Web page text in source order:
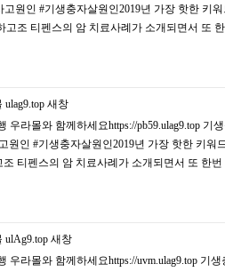
원인 #기생충자살원인2019년 가장 핫한 키
조 티펜스의 암 치료사례가 소개되면서 또
새창
라몰와 함께하세요https://pb59.ulag9.top 기
인 #기생충자살원인2019년 가장 핫한 키워
티펜스의 암 치료사례가 소개되면서 또 한번
ulAg9.top 새창
라몰와 함께하세요https://uvm.ulag9.top 기